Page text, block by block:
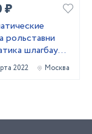
₽
рольставни
шлагбаумы
и М.О.
2022 Москва